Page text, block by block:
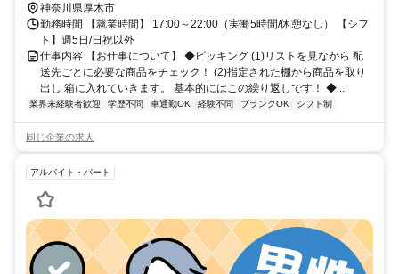
神奈川県厚木市
勤務時間 【就業時間】 17:00～22:00（実働5時間/休憩なし） 【シフ
ト】週5日/日祝以外
仕事内容 【お仕事について】 ◆ピッキング (1)リストを見ながら 配
送先ごとに必要な商品をチェック！ (2)指定された棚から商品を取り
出し 箱に入れていきます。 基本的にはこの繰り返しです！ ◆...
業界未経験者歓迎 学歴不問 車通勤OK 経験不問 ブランクOK シフト制
同じ企業の求人
アルバイト・パート